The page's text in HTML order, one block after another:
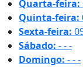
Quarta-feira:
Quinta-feira:
Sexta-feira:
Sábado: ---
Domingo: ---